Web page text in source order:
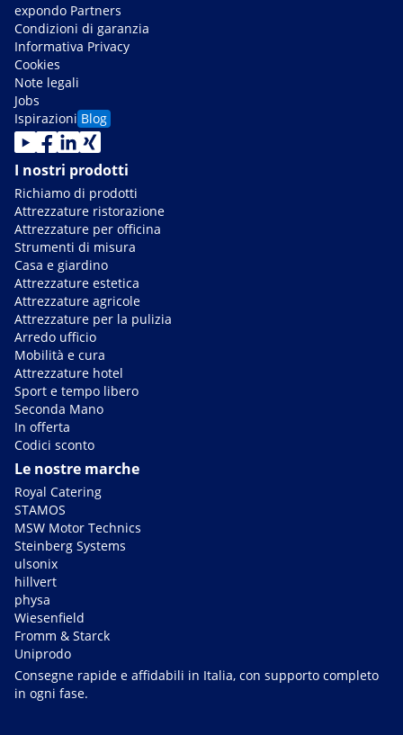
expondo Partners
Condizioni di garanzia
Informativa Privacy
Cookies
Note legali
Jobs
Ispirazioni Blog
I nostri prodotti
Richiamo di prodotti
Attrezzature ristorazione
Attrezzature per officina
Strumenti di misura
Casa e giardino
Attrezzature estetica
Attrezzature agricole
Attrezzature per la pulizia
Arredo ufficio
Mobilità e cura
Attrezzature hotel
Sport e tempo libero
Seconda Mano
In offerta
Codici sconto
Le nostre marche
Royal Catering
STAMOS
MSW Motor Technics
Steinberg Systems
ulsonix
hillvert
physa
Wiesenfield
Fromm & Starck
Uniprodo
Consegne rapide e affidabili in Italia, con supporto completo
in ogni fase.